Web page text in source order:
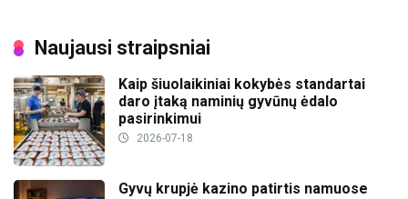
Naujausi straipsniai
Kaip šiuolaikiniai kokybės standartai
daro įtaką naminių gyvūnų ėdalo
pasirinkimui
2026-07-18
Gyvų krupjė kazino patirtis namuose